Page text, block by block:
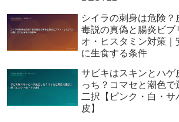
シイラの刺身は危険？
毒説の真偽と腸炎ビブ
オ・ヒスタミン対策｜
に生食する条件
サビキはスキンとハゲ
っち？コマセと潮色で
二択【ピンク・白・サ
皮】